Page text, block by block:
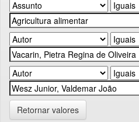
Retornar valores